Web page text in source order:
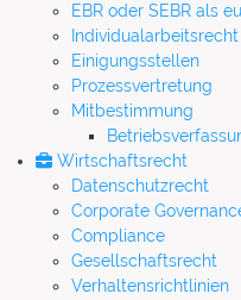
EBR oder SEBR als
Individualarbeitsrecht
Einigungsstellen
Prozessvertretung
Mitbestimmung
Wirtschaftsrecht
Datenschutzrecht
Corporate
Compliance
Gesellschaftsrecht
Verhaltensrichtlinien